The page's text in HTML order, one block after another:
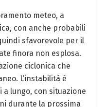
meteo, a
con anche probabili
sfavorevole per il
finora non esplosa.
ciclonica che
L’instabilità è
lungo, con situazione
durante la prossima